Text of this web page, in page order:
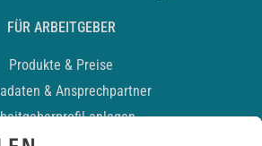
FÜR ARBEITGEBER
Produkte & Preise
& Ansprechpartner
anlegen